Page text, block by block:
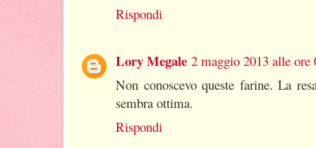
Rispondi
Lory Megale 2 maggio 2013 alle ore
Non conoscevo queste farine. La
sembra ottima.
Rispondi